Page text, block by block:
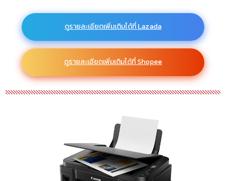
ดูรายละเอียดเพิ่มเติมได้ที่ Lazada
ดูรายละเอียดเพิ่มเติมได้ที่ Shopee